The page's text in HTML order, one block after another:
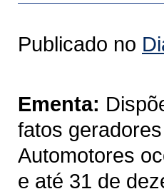
Publicado no
Ementa:
fatos
Automotores
e até 31 de